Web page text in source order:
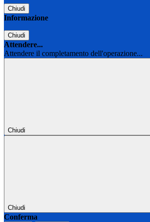
Chiudi
Informazione
Chiudi
Attendere...
Attendere il completamento dell'operazione...
Chiudi
Chiudi
Conferma